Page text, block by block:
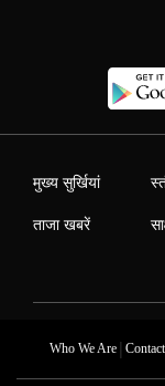
मुख्य सुर्खियां
ताजा खबरें
Who We Are|